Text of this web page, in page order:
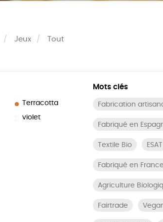
Jeux Tout
Terracotta
violet
Mots clés
Fabrication
Fabriqué en
Textile Bio ESAT
Fabriqué en France
Agriculture
Fairtrade